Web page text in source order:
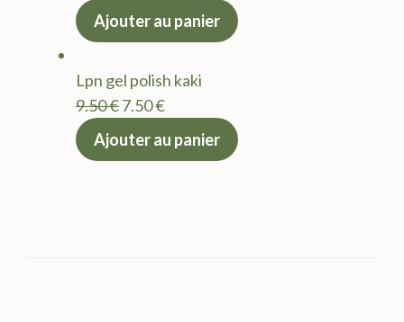
prix
9.50 €.
actuel
7.50 €.
Ajouter au panier
Lpn gel polish kaki
9.50€Le
prix
7.50€Le
actuel
Ajouter au panier